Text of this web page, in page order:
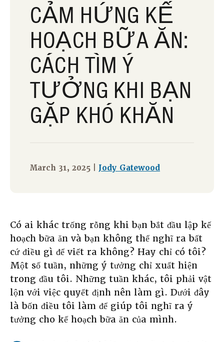
CẢM HỨNG KẾ
HOẠCH BỮA ĂN:
CÁCH TÌM Ý
TƯỞNG KHI BẠN
GẶP KHÓ KHĂN
March 31, 2025 | Jody Gatewood
Có ai khác trống rỗng khi bạn bắt đầu lập kế
hoạch bữa ăn và bạn không thể nghĩ ra bất
cứ điều gì để viết ra không? Hay chỉ có tôi?
Một số tuần, những ý tưởng chỉ xuất hiện
trong đầu tôi. Những tuần khác, tôi phải vật
lộn với việc quyết định nên làm gì. Dưới đây
là bốn điều tôi làm để giúp tôi nghĩ ra ý
tưởng cho kế hoạch bữa ăn của mình.